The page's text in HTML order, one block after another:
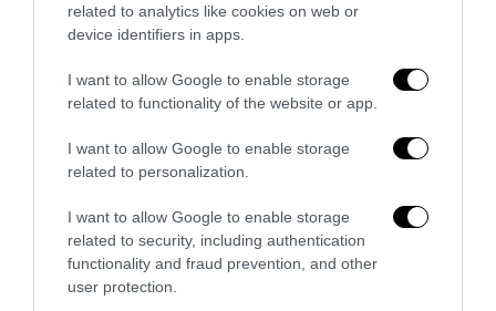
related to analytics like cookies on web or
device identifiers in apps.
I want to allow Google to enable storage
related to functionality of the website or app.
I want to allow Google to enable storage
related to personalization.
I want to allow Google to enable storage
related to security, including authentication
functionality and fraud prevention, and other
user protection.
Berlino, l’islamismo colpisce il Pride: il perpetuo